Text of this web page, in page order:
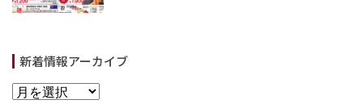
新着情報アーカイブ